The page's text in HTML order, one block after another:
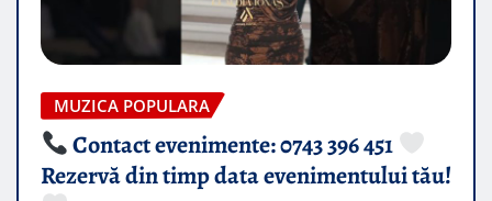
MUZICA POPULARA
Contact evenimente: 0743 396 451
Rezervă din timp data evenimentului tău!